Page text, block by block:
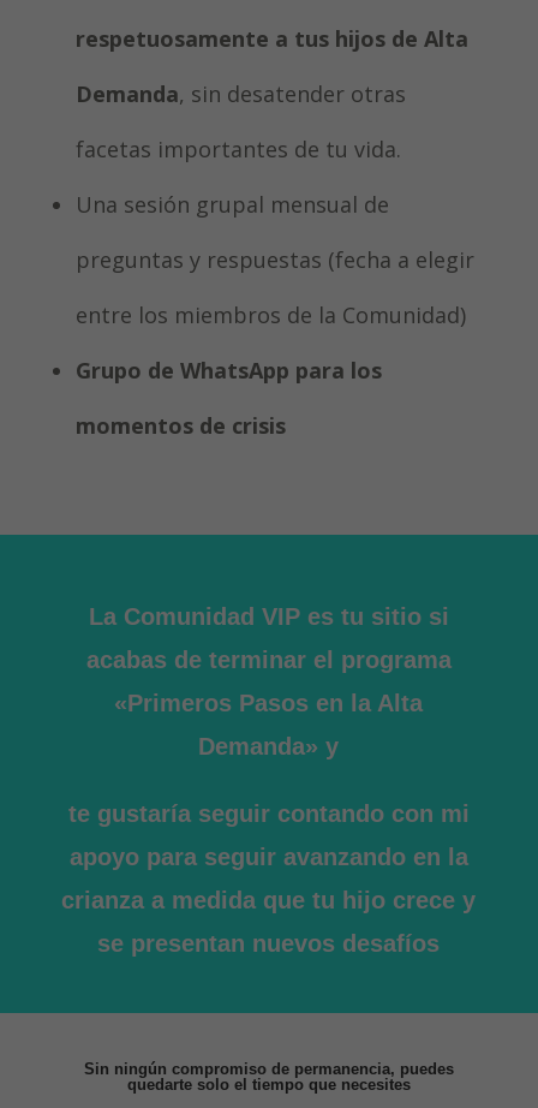
respetuosamente a tus hijos de Alta
Demanda, sin desatender otras
facetas importantes de tu vida.
Una sesión grupal mensual de
preguntas y respuestas (fecha a elegir
entre los miembros de la Comunidad)
Grupo de WhatsApp para los
momentos de crisis
La Comunidad VIP es tu sitio si
acabas de terminar el programa
«Primeros Pasos en la Alta
Demanda» y
te gustaría seguir contando con mi
apoyo para seguir avanzando en la
crianza a medida que tu hijo crece y
se presentan nuevos desafíos
Sin ningún compromiso de permanencia, puedes
quedarte solo el tiempo que necesites